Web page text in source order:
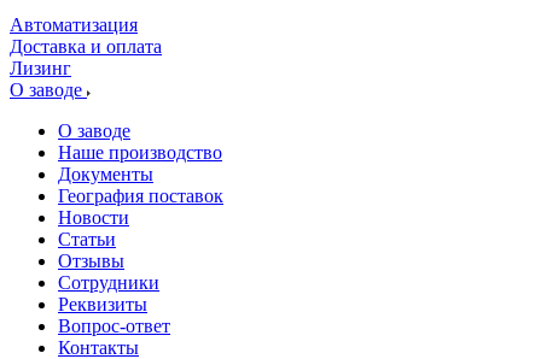
Автоматизация
Доставка и оплата
Лизинг
О заводе
О заводе
Наше производство
Документы
География поставок
Новости
Статьи
Отзывы
Сотрудники
Реквизиты
Вопрос-ответ
Контакты